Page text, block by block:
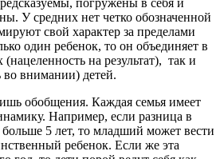
погружены в себя и
У средних нет четко обозначенной
свой характер за пределами
один ребенок, то он объединяет в
на результат), так и
внимании) детей.
обобщения. Каждая семья имеет
Например, если разница в
5 лет, то младший может вести
ребенок. Если же эта